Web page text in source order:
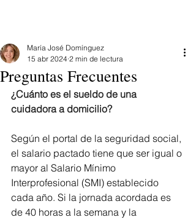
Preguntas Frecuentes
María José Domínguez
15 abr 2024 2 min de lectura
¿Cuánto es el sueldo de una
cuidadora a domicilio?
Según el portal de la seguridad social,
el salario pactado tiene que ser igual o
mayor al Salario Mínimo
Interprofesional (SMI) establecido
cada año. Si la jornada acordada es
de 40 horas a la semana y la